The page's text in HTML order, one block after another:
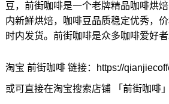
豆，前街咖啡是一个老牌精品咖啡烘
内新鮮烘焙，咖啡豆品质稳定优秀，
时内发货。前街咖啡是众多咖啡爱好者
淘宝 前街咖啡 链接：https://
或可直接在淘宝搜索店铺 「前街咖啡」